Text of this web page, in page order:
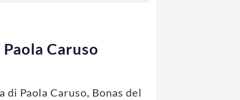
Caruso
Paola Caruso, Bonas del